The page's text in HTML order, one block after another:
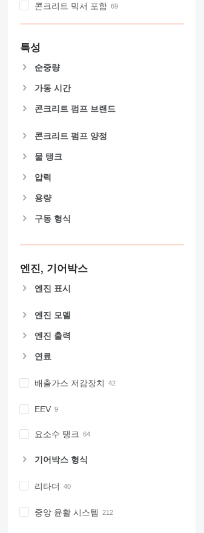
콘크리트 믹서 포함
특성
순중량
가동 시간
콘크리트 펌프 브랜드
콘크리트 펌프 양정
물 탱크
압력
용량
구동 형식
엔진, 기어박스
엔진 표시
엔진 모델
엔진 출력
연료
배출가스 저감장치
EEV
요소수 탱크
기어박스 형식
리타더
중앙 윤활 시스템